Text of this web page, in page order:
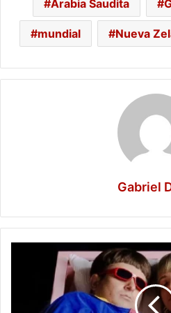
Arabia Saudita
mundial Nueva
Gabriel